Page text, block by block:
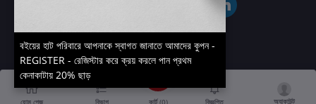
হোম পেজ বিভাগ কার্ট (0) বিজ্ঞপ্তি অ্যাকাউন্ট
বইয়ের হাট পরিবারে আপনাকে স্বাগত জানাতে আমাদের কুপন -
REGISTER - রেজিস্টার করে ক্রয় করলে পান প্রথম
কেনাকাটায় 20% ছাড়